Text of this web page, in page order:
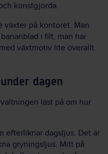
konstgjorda.
växter på kontoret. Man
i filt, man har
växtmotiv lite överallt.
dagen
läst på om hur
efterliknar dagsljus. Det är
gryningsljus. Mitt på